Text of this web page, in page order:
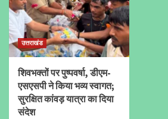
उत्तराखंड
शिवभक्तों पर पुष्पवर्षा, डीएम-
एसएसपी ने किया भव्य स्वागत;
सुरक्षित कांवड़ यात्रा का दिया
संदेश